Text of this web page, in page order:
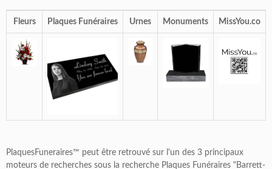
Fleurs Plaques Funéraires Urnes Monuments MissYou.co
PlaquesFuneraires™ peut être retrouvé sur l'un des 3 principaux
moteurs de recherches sous la recherche Plaques Funéraires "Barrett-